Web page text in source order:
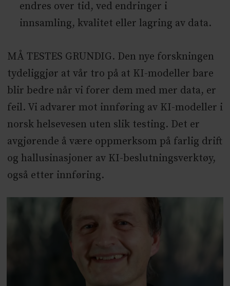
endres over tid, ved endringer i
innsamling, kvalitet eller lagring av data.
MÅ TESTES GRUNDIG. Den nye forskningen
tydeliggjør at vår tro på at KI-modeller bare
blir bedre når vi forer dem med mer data, er
feil. Vi advarer mot innføring av KI-modeller i
norsk helsevesen uten slik testing. Det er
avgjørende å være oppmerksom på farlig drift
og hallusinasjoner av KI-beslutningsverktøy,
også etter innføring.